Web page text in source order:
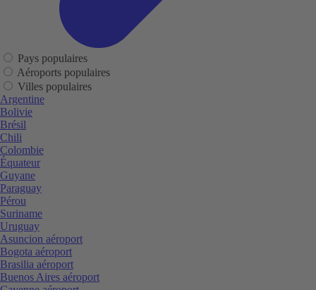
Pays populaires
Aéroports populaires
Villes populaires
Argentine
Bolivie
Brésil
Chili
Colombie
Équateur
Guyane
Paraguay
Pérou
Suriname
Uruguay
Asuncion aéroport
Bogota aéroport
Brasilia aéroport
Buenos Aires aéroport